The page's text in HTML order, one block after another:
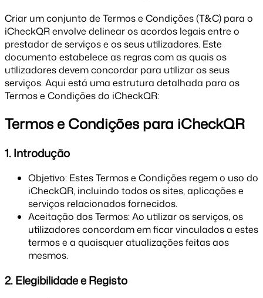
Criar um conjunto de Termos e Condições (T&C) para o
iCheckQR envolve delinear os acordos legais entre o
prestador de serviços e os seus utilizadores. Este
documento estabelece as regras com as quais os
utilizadores devem concordar para utilizar os seus
serviços. Aqui está uma estrutura detalhada para os
Termos e Condições do iCheckQR:
Termos e Condições para iCheckQR
1. Introdução
Objetivo: Estes Termos e Condições regem o uso do
iCheckQR, incluindo todos os sites, aplicações e
serviços relacionados fornecidos.
Aceitação dos Termos: Ao utilizar os serviços, os
utilizadores concordam em ficar vinculados a estes
termos e a quaisquer atualizações feitas aos
mesmos.
2. Elegibilidade e Registo